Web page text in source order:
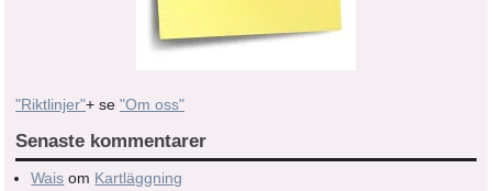
"Riktlinjer"+ se "Om oss"
Senaste kommentarer
Wais om Kartläggning